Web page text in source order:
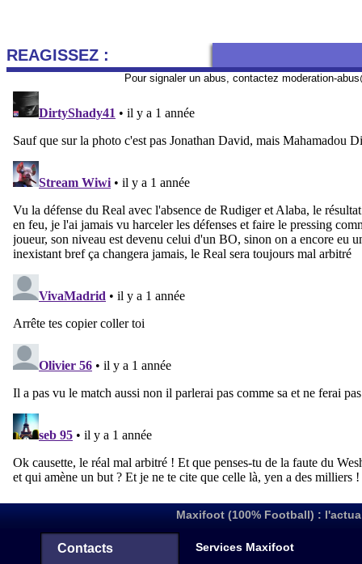
REAGISSEZ :
Pour signaler un abus, contactez moderation-
Maxifoot (100% Football) :
Contacts Services Maxifoot